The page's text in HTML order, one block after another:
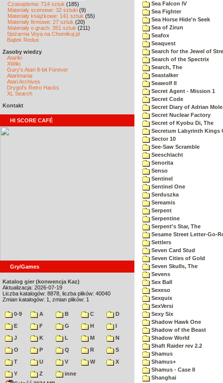
Czasopisma: 714 sztuk (185)
Materiały scenowe: 32 sztuki (9)
Materiały książkowe: 141 sztuk (55)
Materiały firmowe: 27 sztuk (20)
Materiały o grach: 351 sztuk (211)
Spiżarnia Voya na Chomikuj.pl
Bajtek Redux
Zasoby wiedzy
Atariki
XWiki
Gury's Atari 8-bit Forever
Atarimania
Atari Archives
Drygol's Retro Hacks
XL Search
Kontakt
HI SCORE CAFÉ
Gry/Games
Katalog gier (konwencja Kaz)
Aktualizacja: 2026-07-19
Liczba katalogów: 8878, liczba plików: 40040
Zmian katalogów: 1, zmian plików: 1
0-9 A B C
D
E
F G H
I
J
K L M
N
O
P Q R
S
T
U V W
X
Y
Z
inne
Sea Falcon IV
Sea Fighter
Sea Horse Hide'n Seek
Sea of Zirun
Seafox
Seaquest
Search for the Jewel of
Search of the Spectrix
Search, The
Seastalker
Seawolf II
Secret Agent - Mission 1
Secret Code
Secret Diary of Adrian
Secret Nuclear Factory
Secret of Kyobu Di, The
Secretum Labyrinth Kings
Sector 10
See-Saw Scramble
Seeschlacht
Senorita
Senso
Sentinel
Sentinel One
Serduszka
Sereamis
Serpent
Serpentine
Serpent's Star, The
Sesame Street Letter-Go-
Settlers
Seven Card Stud
Seven Cities of Gold
Seven Skulls, The
Sevens
Sex Ball
Sexeso
Sexquix
SexVersi
Sexy Six
Shadow Hawk One
Shadow of the Beast
Shadow World
Shaft Raider rev 2.2
Shamus
Shamus+
Shamus - Case II
Shanghai